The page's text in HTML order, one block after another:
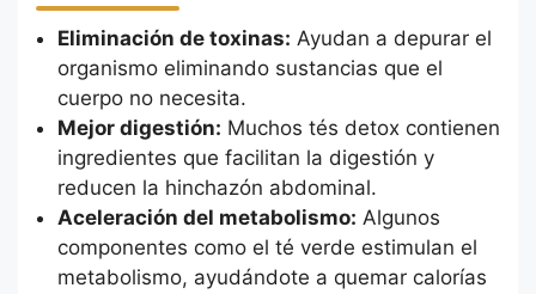
Eliminación de toxinas: Ayudan a depurar el
organismo eliminando sustancias que el
cuerpo no necesita.
Mejor digestión: Muchos tés detox contienen
ingredientes que facilitan la digestión y
reducen la hinchazón abdominal.
Aceleración del metabolismo: Algunos
componentes como el té verde estimulan el
metabolismo, ayudándote a quemar calorías